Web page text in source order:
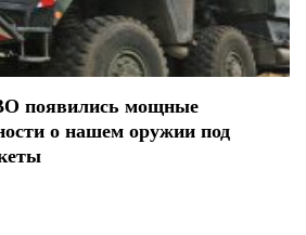
появились мощные
о нашем оружии под